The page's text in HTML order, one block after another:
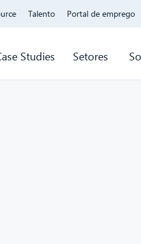
Talento Portal de emprego
Studies Setores